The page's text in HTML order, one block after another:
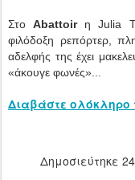
ΣτοAbattoirη Julia
φιλόδοξη ρεπόρτερ,
αδελφής της έχει
«άκουγε φωνές»...
Διαβάστε ολόκληρο
Δημοσιεύτηκε